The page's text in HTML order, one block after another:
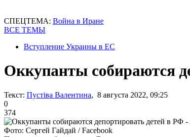
СПЕЦТЕМА: Война в Иране
ВСЕ ТЕМЫ
Вступление Украины в ЕС
Оккупанты собираются
Текст: Пустіва Валентина, 8 августа 2022, 09:25
0
374
Фото: Сергей Гайдай / Facebook